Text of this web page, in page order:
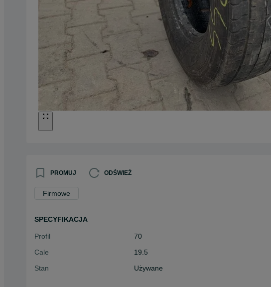
PROMUJ ODŚWIEŻ
Firmowe
SPECYFIKACJA
Profil
70
Cale
19.5
Stan
Używane